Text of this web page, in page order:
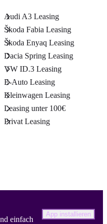
Audi A3 Leasing
Škoda Fabia Leasing
Škoda Enyaq Leasing
Dacia Spring Leasing
VW ID.3 Leasing
E-Auto Leasing
Kleinwagen Leasing
Leasing unter 100€
Privat Leasing
einfach
App installieren